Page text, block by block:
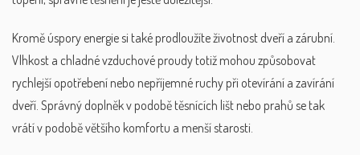
Kromě úspory energie si také prodloužíte životnost dveří a zárubní.
Vlhkost a chladné vzduchové proudy totiž mohou způsobovat
rychlejší opotřebení nebo nepříjemné ruchy při otevírání a zavírání
dveří. Správný doplněk v podobě těsnících lišt nebo prahů se tak
vrátí v podobě většího komfortu a menší starosti.